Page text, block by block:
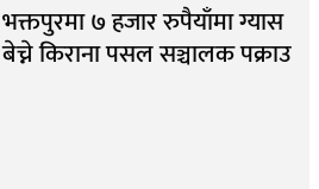
भक्तपुरमा ७ हजार रुपैयाँमा ग्यास
बेच्ने किराना पसल सञ्चालक पक्राउ